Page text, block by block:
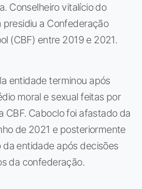
Conselheiro vitalício do
a Confederação
(CBF) entre 2019 e 2021.
entidade terminou após
moral e sexual feitas por
CBF. Caboclo foi afastado da
de 2021 e posteriormente
entidade após decisões
da confederação.